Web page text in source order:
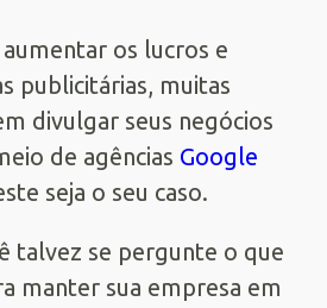
os lucros e
publicitárias, muitas
divulgar seus negócios
de agências Google
seja o seu caso.
talvez se pergunte o que
manter sua empresa em